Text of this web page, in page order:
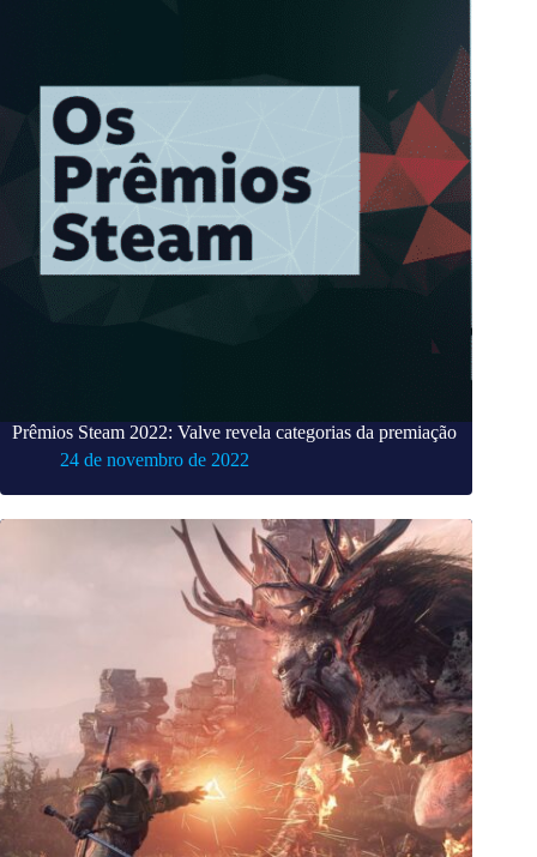
Prêmios Steam 2022: Valve revela categorias da premiação
24 de novembro de 2022